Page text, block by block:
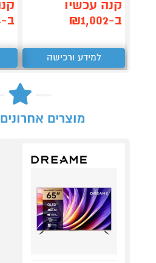
קנה עכשיו
ב-₪1,002
למידע ורכישה
ב-₪4,184
מוצרים